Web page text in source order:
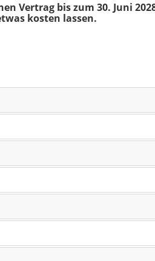
Vertrag bis zum 30. Juni
kosten lassen.